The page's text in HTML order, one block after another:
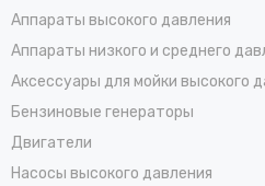
Аппараты высокого давления
Аппараты низкого и среднего
Аксессуары для мойки высокого
Бензиновые генераторы
Двигатели
Насосы высокого давления